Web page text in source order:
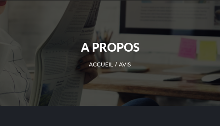
A PROPOS
ACCUEIL AVIS